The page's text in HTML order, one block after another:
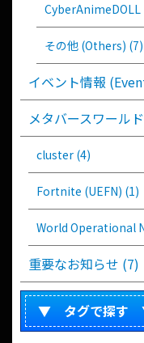
CyberAnimeDOLL
その他 (Others) (7)
イベント情報
メタバースワール
cluster (4)
Fortnite (UEFN) (1)
World Operational
重要なお知らせ (7)
▼ タグで探す